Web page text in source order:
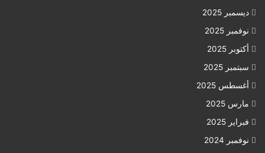
ديسمبر 2025
نوفمبر 2025
أكتوبر 2025
سبتمبر 2025
أغسطس 2025
مارس 2025
فبراير 2025
نوفمبر 2024